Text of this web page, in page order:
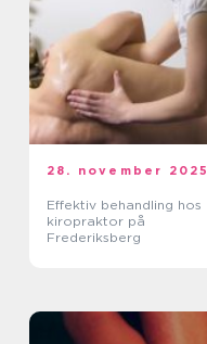
28. november 2025
Effektiv behandling hos
kiropraktor på
Frederiksberg